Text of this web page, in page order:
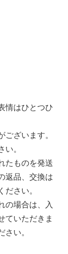
情はひとつひ
ございます。
い。
たものを発送
返品、交換は
ださい。
の場合は、入
ていただきま
さい。